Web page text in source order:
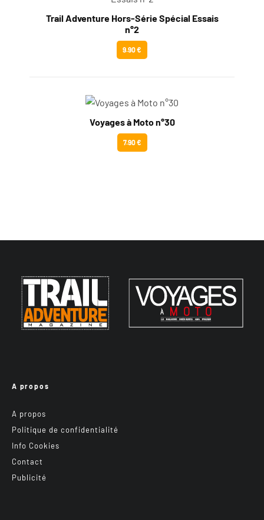
Trail Adventure Hors-Série Spécial Essais
n°2
9.90 €
Voyages à Moto n°30
7.90 €
A propos
A propos
Politique de confidentialité
Info Cookies
Contact
Publicité